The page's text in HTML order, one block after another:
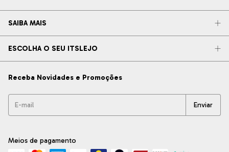
SAIBA MAIS
ESCOLHA O SEU ITSLEJO
Receba Novidades e Promoções
Meios de pagamento